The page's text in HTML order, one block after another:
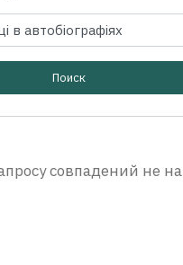
Поиск
совпадений не